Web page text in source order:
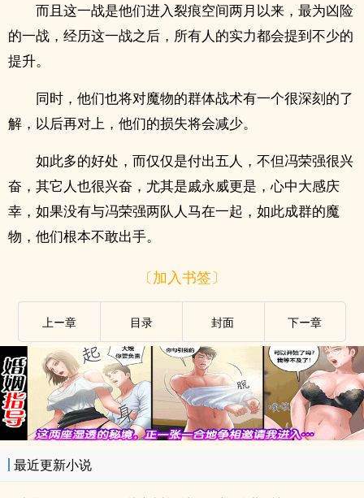
而且这一战是他们进入裂痕空间两月以来，最为凶险
的一战，经历这一战之后，所有人的实力都会提到不少的
提升。
同时，他们也将对魔物的群体战术有一个很深刻的了
解，以后再对上，他们的损失将会减少。
如此多的好处，而仅仅是付出五人，不但冯荣强很兴
奋，其它人也很兴奋，尤其是戚永威更是，心中大感庆
幸，如果没有与冯荣强两队人马在一起，如此成群的魔
物，他们根本不敢出手。
〔加入书签〕
上ー章 目录 封面 下ー章
最近更新小说